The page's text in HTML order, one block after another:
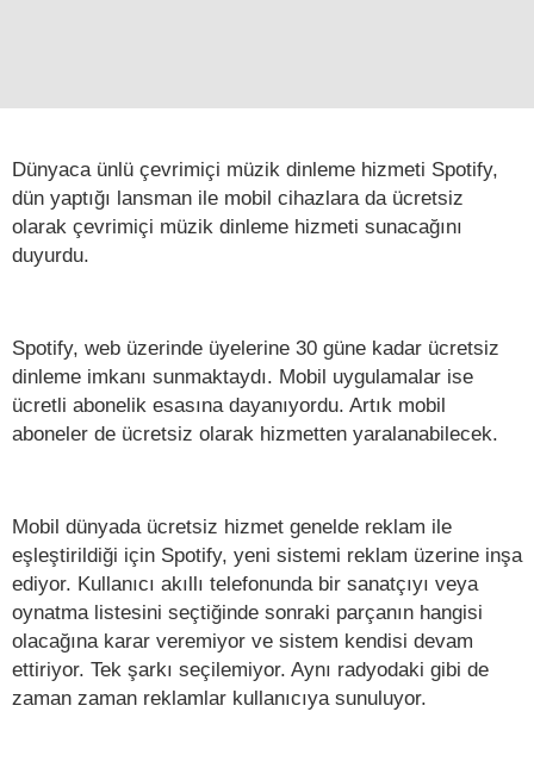
Dünyaca ünlü çevrimiçi müzik dinleme hizmeti Spotify,
dün yaptığı lansman ile mobil cihazlara da ücretsiz
olarak çevrimiçi müzik dinleme hizmeti sunacağını
duyurdu.
Spotify, web üzerinde üyelerine 30 güne kadar ücretsiz
dinleme imkanı sunmaktaydı. Mobil uygulamalar ise
ücretli abonelik esasına dayanıyordu. Artık mobil
aboneler de ücretsiz olarak hizmetten yaralanabilecek.
Mobil dünyada ücretsiz hizmet genelde reklam ile
eşleştirildiği için Spotify, yeni sistemi reklam üzerine inşa
ediyor. Kullanıcı akıllı telefonunda bir sanatçıyı veya
oynatma listesini seçtiğinde sonraki parçanın hangisi
olacağına karar veremiyor ve sistem kendisi devam
ettiriyor. Tek şarkı seçilemiyor. Aynı radyodaki gibi de
zaman zaman reklamlar kullanıcıya sunuluyor.